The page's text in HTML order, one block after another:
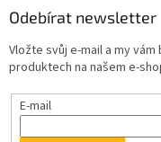
Odebírat newsletter
Vložte svůj e-mail a my
produktech na našem e-
E-mail